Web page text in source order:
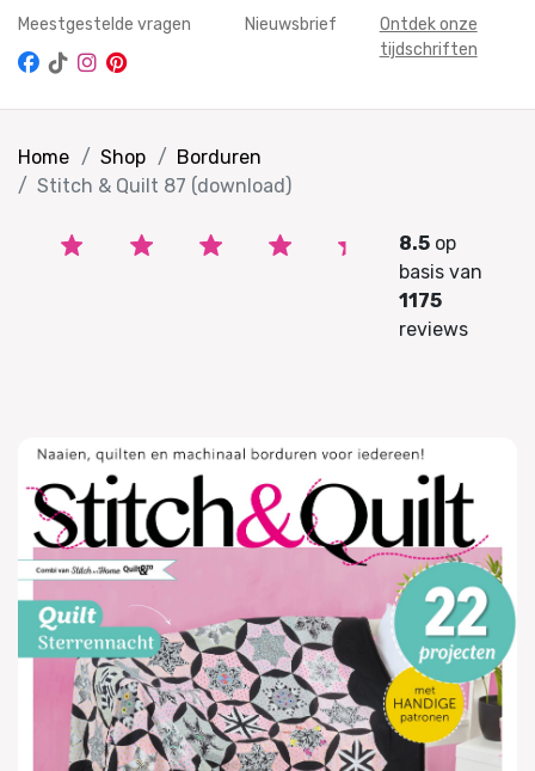
Meestgestelde vragen Nieuwsbrief
Ontdek onze
tijdschriften
Home Shop
Borduren
Stitch & Quilt 87 (download)
8.5op
basis van
1175
reviews